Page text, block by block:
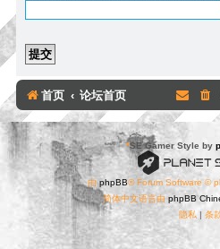
首页 论坛首页
*SE Gamer Style by
由 phpBB® Forum Software ©
简体中文语言由phpBB
隐私| 条